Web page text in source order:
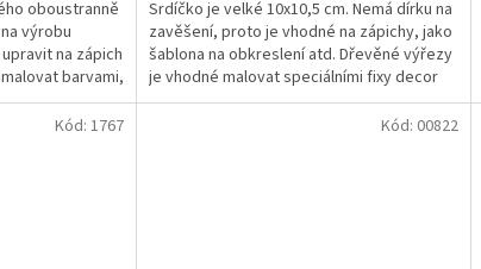
oboustranně
výrobu
na zápich
barvami,
Srdíčko je velké 10x10,5 cm. Nemá dírku na
zavěšení, proto je vhodné na zápichy, jako
šablona na obkreslení atd. Dřevěné výřezy
je vhodné malovat speciálními fixy decor
peny,...
Kód: 1767 Kód: 00822